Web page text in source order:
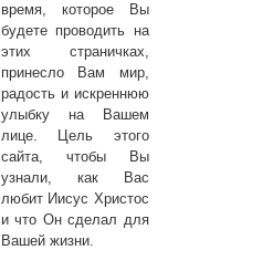
время, которое Вы
будете проводить на
этих страничках,
принесло Вам мир,
радость и искреннюю
улыбку на Вашем
лице. Цель этого
сайта, чтобы Вы
узнали, как Вас
любит Иисус Христос
и что Он сделал для
Вашей жизни.